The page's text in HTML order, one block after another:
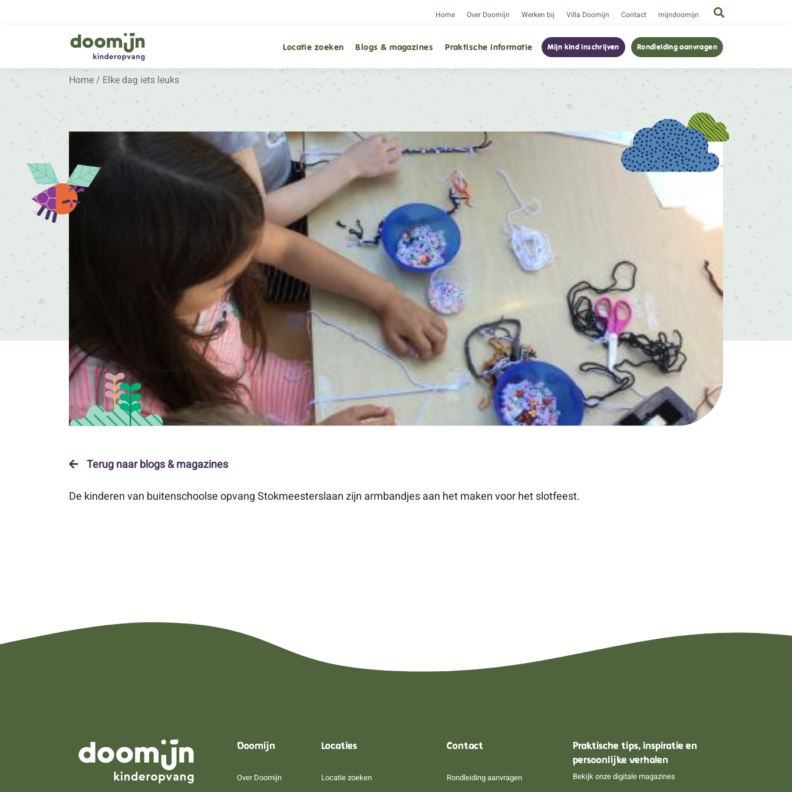
Home Over Doomijn Werken bij Villa Doomijn Contact mijndoomijn
Locatie zoeken Blogs & magazines Praktische informatie Mijn kind inschrijven Rondleiding aanvragen
Home / Elke dag iets leuks
Terug naar blogs & magazines
De kinderen van buitenschoolse opvang Stokmeesterslaan zijn armbandjes aan het maken voor het slotfeest.
Doomijn
Over Doomijn
Locaties
Locatie zoeken
Contact
Rondleiding aanvragen
Praktische tips, inspiratie en
persoonlijke verhalen
Bekijk onze digitale magazines